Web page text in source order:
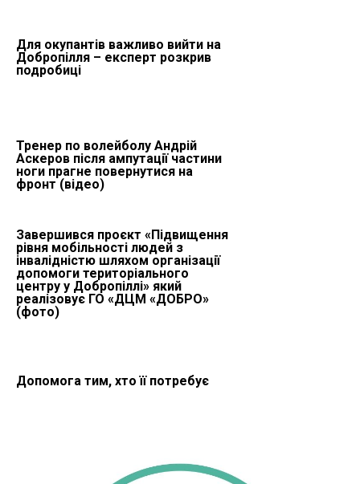
Для окупантів важливо вийти на
Добропілля – експерт розкрив
подробиці
Тренер по волейболу Андрій
Аскеров після ампутації частини
ноги прагне повернутися на
фронт (відео)
Завершився проєкт «Підвищення
рівня мобільності людей з
інвалідністю шляхом організації
допомоги територіального
центру у Добропіллі» який
реалізовує ГО «ДЦМ «ДОБРО»
(фото)
Допомога тим, хто її потребує